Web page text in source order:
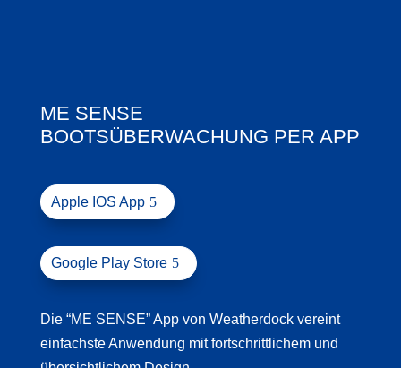
ME SENSE
BOOTSÜBERWACHUNG PER APP
Apple IOS App
Google Play Store
Die “ME SENSE” App von Weatherdock vereint
einfachste Anwendung mit fortschrittlichem und